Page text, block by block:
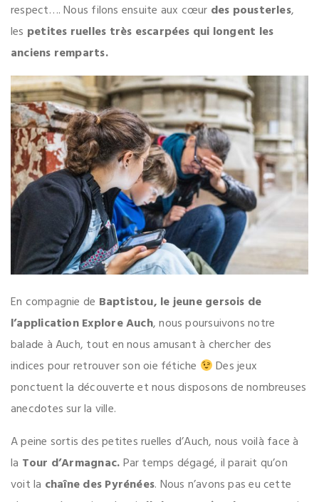
respect…. Nous filons ensuite aux cœur des pousterles,
les petites ruelles très escarpées qui longent les
anciens remparts.
En compagnie de Baptistou, le jeune gersois de
l’application Explore Auch, nous poursuivons notre
balade à Auch, tout en nous amusant à chercher des
indices pour retrouver son oie fétiche
Des jeux
ponctuent la découverte et nous disposons de nombreuses
anecdotes sur la ville.
A peine sortis des petites ruelles d’Auch, nous voilà face à
la Tour d’Armagnac.Par temps dégagé, il parait qu’on
voit la chaîne des Pyrénées. Nous n’avons pas eu cette